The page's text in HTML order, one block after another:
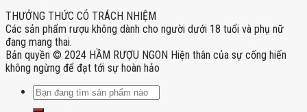
THƯỞNG THỨC CÓ TRÁCH NHIỆM
Các sản phẩm rượu không dành cho người dưới 18 tuổi và phụ nữ
đang mang thai.
Bản quyền © 2024 HẦM RƯỢU NGON Hiện thân của sự cống hiến
không ngừng để đạt tới sự hoàn hảo
Tìm